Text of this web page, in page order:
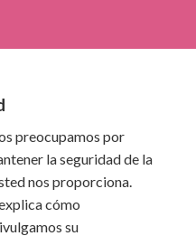
preocupamos por
la seguridad de la
nos proporciona.
cómo
su